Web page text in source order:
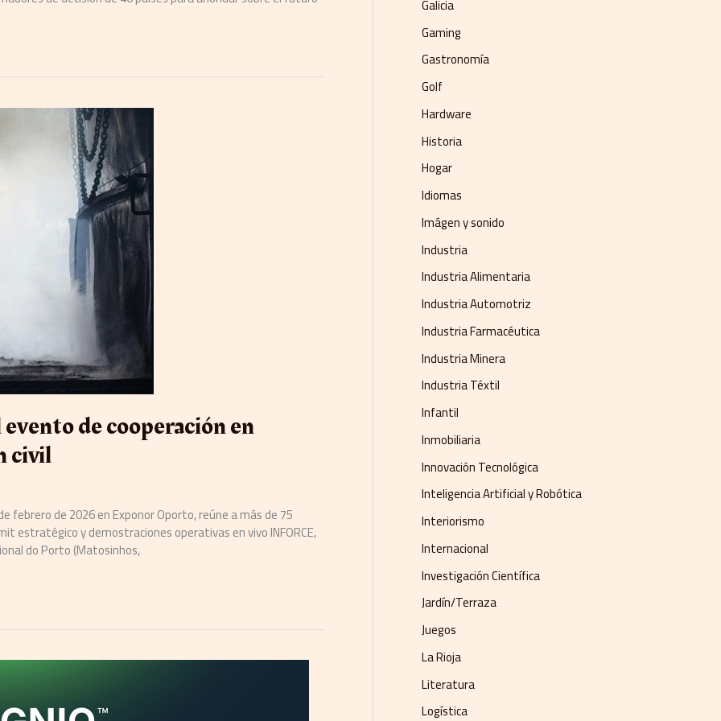
de cooperación en
civil
febrero de 2026 en Exponor Oporto, reúne a más de 75
estratégico y demostraciones operativas en vivo INFORCE,
do Porto (Matosinhos,
Galicia
Gaming
Gastronomía
Golf
Hardware
Historia
Hogar
Idiomas
Imágen y sonido
Industria
Industria Alimentaria
Industria Automotriz
Industria Farmacéutica
Industria Minera
Industria Téxtil
Infantil
Inmobiliaria
Innovación Tecnológica
Inteligencia Artificial y Robótica
Interiorismo
Internacional
Investigación Científica
Jardín/Terraza
Juegos
La Rioja
Literatura
Logística